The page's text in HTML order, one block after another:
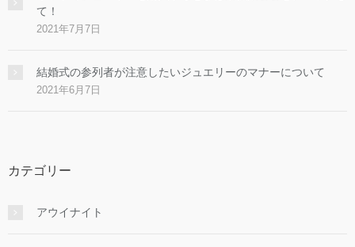
て！
2021年7月7日
結婚式の参列者が注意したいジュエリーのマナーについて
2021年6月7日
カテゴリー
アウイナイト